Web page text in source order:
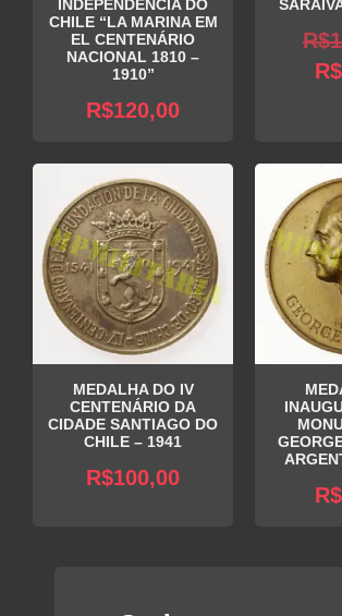
INDEPENDÊNCIA DO
CHILE “LA MARINA EM
EL CENTENÁRIO
NACIONAL 1810 –
1910”
R$120,00
R$
R$
MEDALHA DO IV
CENTENÁRIO DA
CIDADE SANTIAGO DO
CHILE – 1941
R$100,00
R$